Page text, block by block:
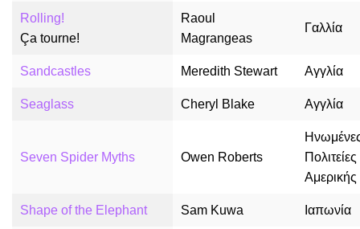
Rolling!
Ça tourne!
Raoul
Magrangeas
Γαλλία
Sandcastles Meredith Stewart Αγγλία
Seaglass Cheryl Blake Αγγλία
Seven Spider Myths Owen Roberts
Πολιτείες
Αμερικής
Shape of the Elephant Sam Kuwa Ιαπωνία